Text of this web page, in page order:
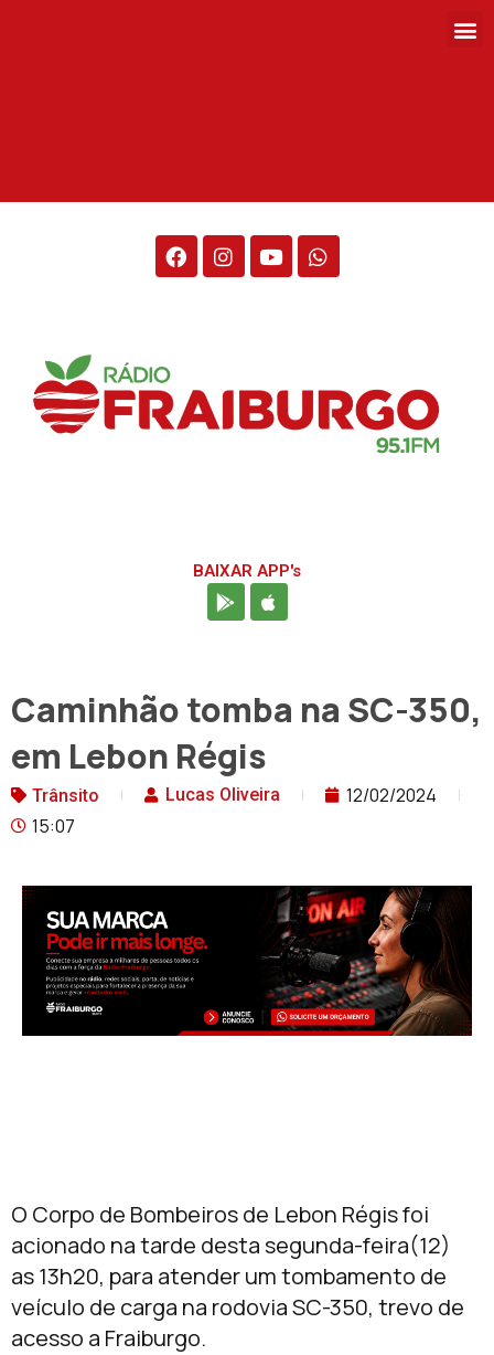
BAIXAR APP's
Caminhão tomba na SC-350,
em Lebon Régis
Trânsito Lucas Oliveira
12/02/2024
15:07
O Corpo de Bombeiros de Lebon Régis foi
acionado na tarde desta segunda-feira(12)
as 13h20, para atender um tombamento de
veículo de carga na rodovia SC-350, trevo de
acesso a Fraiburgo.